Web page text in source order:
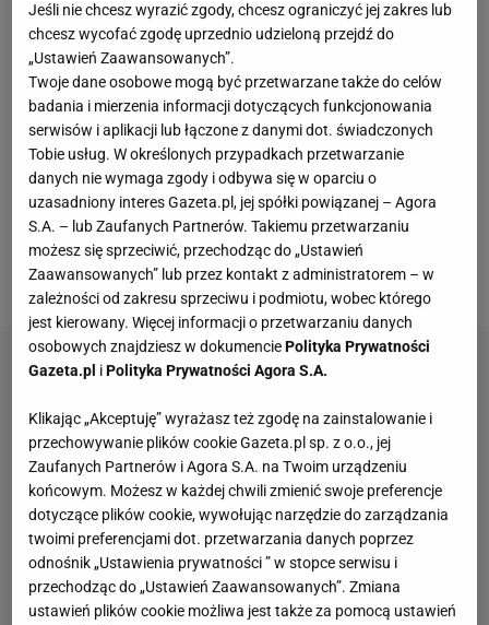
Rudishą. Polak zaczął dobrze, nie dał się zamknąć z
tyłu stawki, trzymał się mocno z przodu. Po 400
metrach przyspieszył. Na przeciwległej prostej
zaatakował drugie miejsce i to mu się udało. Ale na
100 metrów przed metą jakby zabrakło mu sił.
Wyprzedził go Amerykanin Clayton Murphy. Polak
zajął trzecie miejsce w swoim biegu, a do tego nie
udało mu się zaawansować z czasem - do
zabrakło mu zaledwie 0,05 sekundy.
Jeśli nie chcesz wyrazić zgody, chcesz ograniczyć jej zakres lub
chcesz wycofać zgodę uprzednio udzieloną przejdź do
„Ustawień Zaawansowanych”.
Twoje dane osobowe mogą być przetwarzane także do celów
badania i mierzenia informacji dotyczących funkcjonowania
serwisów i aplikacji lub łączone z danymi dot. świadczonych
Tobie usług. W określonych przypadkach przetwarzanie
danych nie wymaga zgody i odbywa się w oparciu o
uzasadniony interes Gazeta.pl, jej spółki powiązanej – Agora
S.A. – lub Zaufanych Partnerów. Takiemu przetwarzaniu
możesz się sprzeciwić, przechodząc do „Ustawień
Zaawansowanych” lub przez kontakt z administratorem – w
zależności od zakresu sprzeciwu i podmiotu, wobec którego
jest kierowany. Więcej informacji o przetwarzaniu danych
osobowych znajdziesz w dokumenciePolityka Prywatności
Gazeta.pl iPolityka Prywatności Agora S.A.
Klikając „Akceptuję” wyrażasz też zgodę na zainstalowanie i
przechowywanie plików cookie Gazeta.pl sp. z o.o., jej
Zaufanych Partnerów i Agora S.A. na Twoim urządzeniu
końcowym. Możesz w każdej chwili zmienić swoje preferencje
dotyczące plików cookie, wywołując narzędzie do zarządzania
twoimi preferencjami dot. przetwarzania danych poprzez
odnośnik „Ustawienia prywatności ” w stopce serwisu i
przechodząc do „Ustawień Zaawansowanych”. Zmiana
ustawień plików cookie możliwa jest także za pomocą ustawień